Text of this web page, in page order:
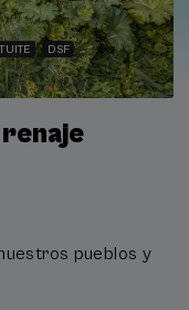
DSF
pueblos y